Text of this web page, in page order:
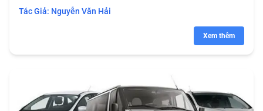
Tác Giả: Nguyễn Văn Hải
Xem thêm